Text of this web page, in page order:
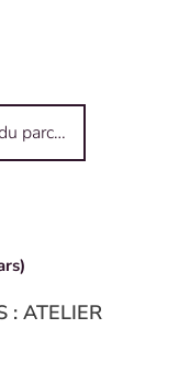
parc…
: ATELIER